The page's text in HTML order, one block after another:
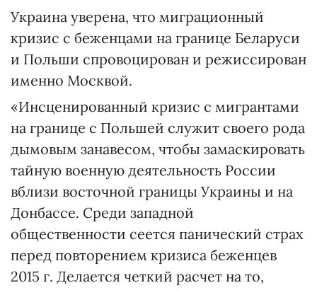
Украина уверена, что миграционный
кризис с беженцами на границе Беларуси
и Польши спровоцирован и режиссирован
именно Москвой.
«Инсценированный кризис с мигрантами
на границе с Польшей служит своего рода
дымовым занавесом, чтобы замаскировать
тайную военную деятельность России
вблизи восточной границы Украины и на
Донбассе. Среди западной
общественности сеется панический страх
перед повторением кризиса беженцев
2015 г. Делается четкий расчет на то,